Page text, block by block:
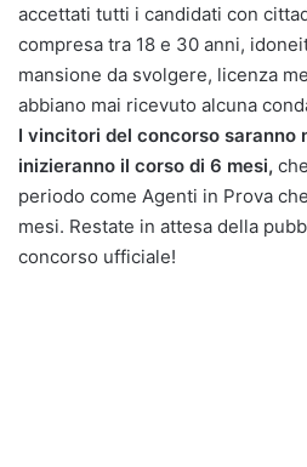
accettati tutti i candidati con
compresa tra 18 e 30 anni,
mansione da svolgere, licenza
abbiano mai ricevuto alcuna
I vincitori del concorso saranno
inizieranno il corso di 6 mesi,
periodo come Agenti in Prova
mesi. Restate in attesa della
concorso ufficiale!